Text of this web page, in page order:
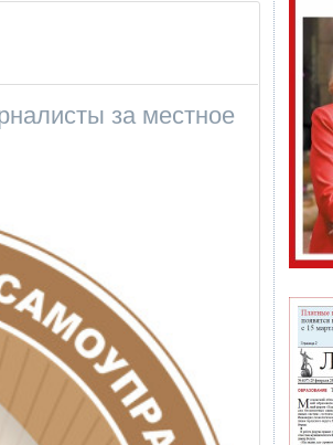
за местное